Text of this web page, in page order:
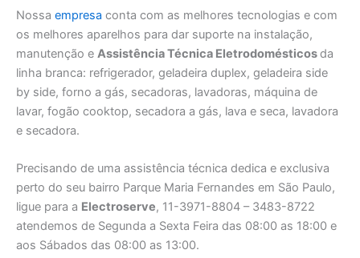
Nossa empresa conta com as melhores tecnologias e com
os melhores aparelhos para dar suporte na instalação,
manutenção e Assistência Técnica Eletrodomésticosda
linha branca: refrigerador, geladeira duplex, geladeira side
by side, forno a gás, secadoras, lavadoras, máquina de
lavar, fogão cooktop, secadora a gás, lava e seca, lavadora
e secadora.
Precisando de uma assistência técnica dedica e exclusiva
perto do seu bairro Parque Maria Fernandes em São Paulo,
ligue para a Electroserve, 11-3971-8804 – 3483-8722
atendemos de Segunda a Sexta Feira das 08:00 as 18:00 e
aos Sábados das 08:00 as 13:00.